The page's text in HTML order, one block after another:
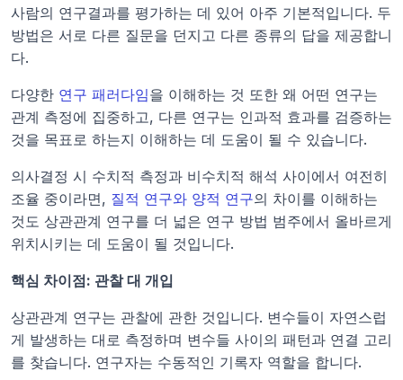
사람의 연구결과를 평가하는 데 있어 아주 기본적입니다. 두
방법은 서로 다른 질문을 던지고 다른 종류의 답을 제공합니
다.
다양한 연구 패러다임을 이해하는 것 또한 왜 어떤 연구는
관계 측정에 집중하고, 다른 연구는 인과적 효과를 검증하는
것을 목표로 하는지 이해하는 데 도움이 될 수 있습니다.
의사결정 시 수치적 측정과 비수치적 해석 사이에서 여전히
조율 중이라면, 질적 연구와 양적 연구의 차이를 이해하는
것도 상관관계 연구를 더 넓은 연구 방법 범주에서 올바르게
위치시키는 데 도움이 될 것입니다.
핵심 차이점: 관찰 대 개입
상관관계 연구는 관찰에 관한 것입니다. 변수들이 자연스럽
게 발생하는 대로 측정하며 변수들 사이의 패턴과 연결 고리
를 찾습니다. 연구자는 수동적인 기록자 역할을 합니다.